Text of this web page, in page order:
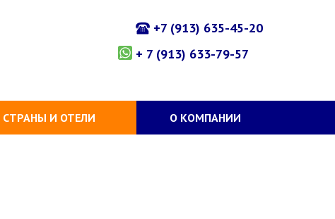
+7 (913) 635-45-20
+ 7 (913) 633-79-57
СТРАНЫ И ОТЕЛИ О КОМПАНИИ